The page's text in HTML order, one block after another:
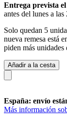
Entrega prevista el
antes del lunes a las
Solo quedan 5
nueva remesa está
piden más unidades
Añadir a la cesta
España: envío
Más información